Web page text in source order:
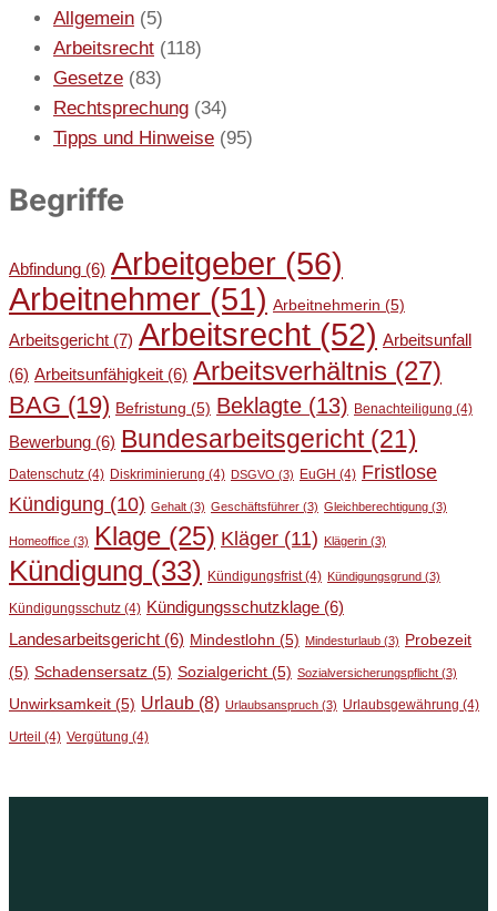
Allgemein (5)
Arbeitsrecht (118)
Gesetze (83)
Rechtsprechung (34)
Tipps und Hinweise (95)
Begriffe
Abfindung (6) Arbeitgeber (56)
Arbeitnehmer (51) Arbeitnehmerin (5)
Arbeitsgericht (7) Arbeitsrecht (52) Arbeitsunfall
(6) Arbeitsunfähigkeit (6) Arbeitsverhältnis (27)
BAG (19) Befristung (5) Beklagte (13) Benachteiligung (4)
Bewerbung (6) Bundesarbeitsgericht(21)
Datenschutz (4) Diskriminierung (4) DSGVO (3) EuGH (4) Fristlose
Kündigung (10) Gehalt (3) Geschäftsführer (3) Gleichberechtigung (3)
Homeoffice (3) Klage (25) Kläger (11) Klägerin (3)
Kündigung (33) Kündigungsfrist(4) Kündigungsgrund (3)
Kündigungsschutz (4) Kündigungsschutzklage (6)
Landesarbeitsgericht (6) Mindestlohn (5) Mindesturlaub (3)
Probezeit
(5) Schadensersatz (5) Sozialgericht (5) Sozialversicherungspflicht (3)
Unwirksamkeit (5) Urlaub (8) Urlaubsanspruch (3) Urlaubsgewährung (4)
Urteil (4) Vergütung (4)